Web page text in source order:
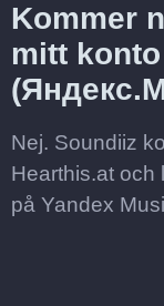
Kommer
mitt
Nej. Soundiiz
Hearthis.at och
på Yandex